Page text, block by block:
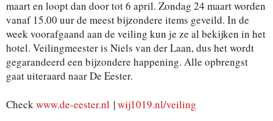
maart en loopt dan door tot 6 april. Zondag 24 maart worden
vanaf 15.00 uur de meest bijzondere items geveild. In de
week voorafgaand aan de veiling kun je ze al bekijken in het
hotel. Veilingmeester is Niels van der Laan, dus het wordt
gegarandeerd een bijzondere happening. Alle opbrengst
gaat uiteraard naar De Eester.
Checkwww.de-eester.nl |wij1019.nl/veiling